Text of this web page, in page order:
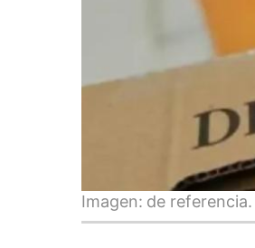
Imagen: de referencia.